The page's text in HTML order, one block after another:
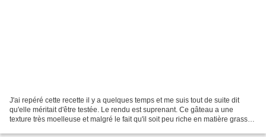
J'ai repéré cette recette il y a quelques temps et me suis tout de suite dit
qu'elle méritait d'être testée. Le rendu est suprenant. Ce gâteau a une
texture très moelleuse et malgré le fait qu'il soit peu riche en matière grasse